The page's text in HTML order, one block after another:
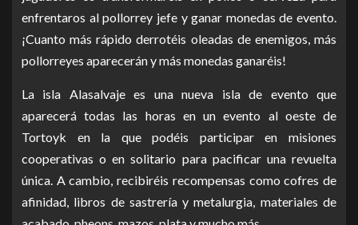
enfrentaros al pollorrey jefe y ganar monedas de evento.
¡Cuanto más rápido derrotéis oleadas de enemigos, más
pollorreyes aparecerán y más monedas ganaréis!
La isla Alasalvaje es una nueva isla de evento que
aparecerá todas las horas en un evento al oeste de
Tortoyk en la que podéis participar en misiones
cooperativas o en solitario para pacificar una revuelta
única. A cambio, recibiréis recompensas como cofres de
afinidad, libros de sastrería y metalurgia, materiales de